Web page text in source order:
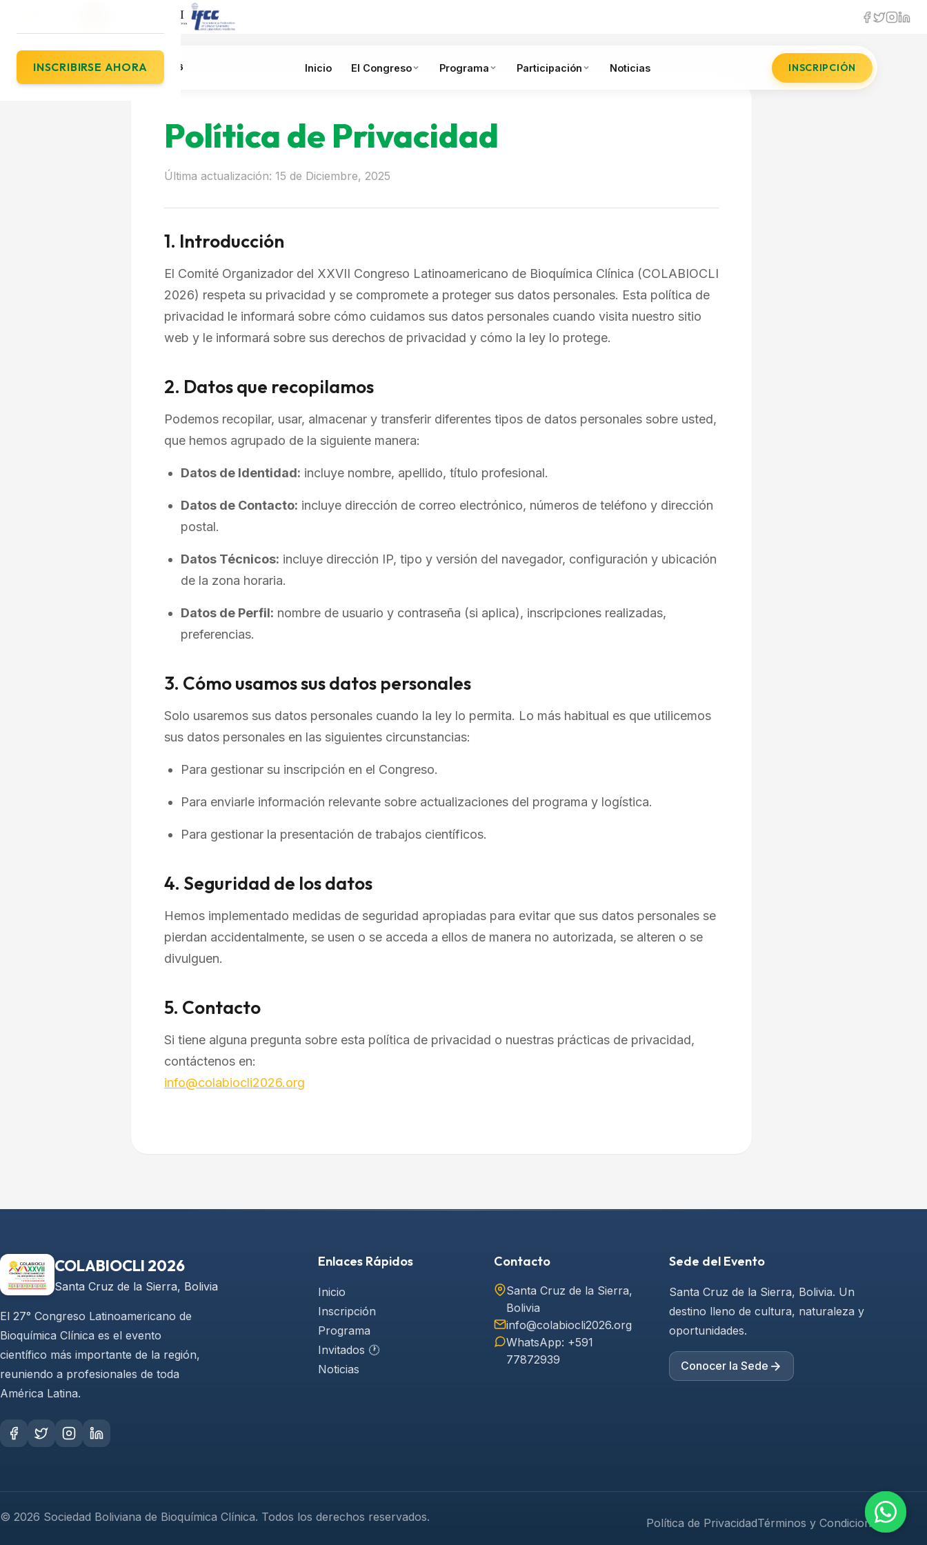
COLABIOCLI 2026 Inicio El Congreso Programa Participación Noticias INSCRIPCIÓN
INSCRIBIRSE AHORA
Política de Privacidad
Última actualización: 15 de Diciembre, 2025
1. Introducción
El Comité Organizador del XXVII Congreso Latinoamericano de Bioquímica Clínica (COLABIOCLI
2026) respeta su privacidad y se compromete a proteger sus datos personales. Esta política de
privacidad le informará sobre cómo cuidamos sus datos personales cuando visita nuestro sitio
web y le informará sobre sus derechos de privacidad y cómo la ley lo protege.
2. Datos que recopilamos
Podemos recopilar, usar, almacenar y transferir diferentes tipos de datos personales sobre usted,
que hemos agrupado de la siguiente manera:
Datos de Identidad: incluye nombre, apellido, título profesional.
Datos de Contacto: incluye dirección de correo electrónico, números de teléfono y dirección
postal.
Datos Técnicos: incluye dirección IP, tipo y versión del navegador, configuración y ubicación
de la zona horaria.
Datos de Perfil: nombre de usuario y contraseña (si aplica), inscripciones realizadas,
preferencias.
3. Cómo usamos sus datos personales
Solo usaremos sus datos personales cuando la ley lo permita. Lo más habitual es que utilicemos
sus datos personales en las siguientes circunstancias:
Para gestionar su inscripción en el Congreso.
Para enviarle información relevante sobre actualizaciones del programa y logística.
Para gestionar la presentación de trabajos científicos.
4. Seguridad de los datos
Hemos implementado medidas de seguridad apropiadas para evitar que sus datos personales se
pierdan accidentalmente, se usen o se acceda a ellos de manera no autorizada, se alteren o se
divulguen.
5. Contacto
Si tiene alguna pregunta sobre esta política de privacidad o nuestras prácticas de privacidad,
contáctenos en:
info@colabiocli2026.org
COLABIOCLI 2026
Santa Cruz de la Sierra, Bolivia
El 27° Congreso Latinoamericano de
Bioquímica Clínica es el evento
científico más importante de la región,
reuniendo a profesionales de toda
América Latina.
Enlaces Rápidos
Inicio
Inscripción
Programa
Invitados 🕐
Noticias
Contacto
Santa Cruz de la Sierra,
Bolivia
info@colabiocli2026.org
WhatsApp: +591
77872939
Sede del Evento
Santa Cruz de la Sierra, Bolivia. Un
destino lleno de cultura, naturaleza y
oportunidades.
Conocer la Sede
© 2026 Sociedad Boliviana de Bioquímica Clínica. Todos los derechos reservados. Política de PrivacidadTérminos y Condiciones